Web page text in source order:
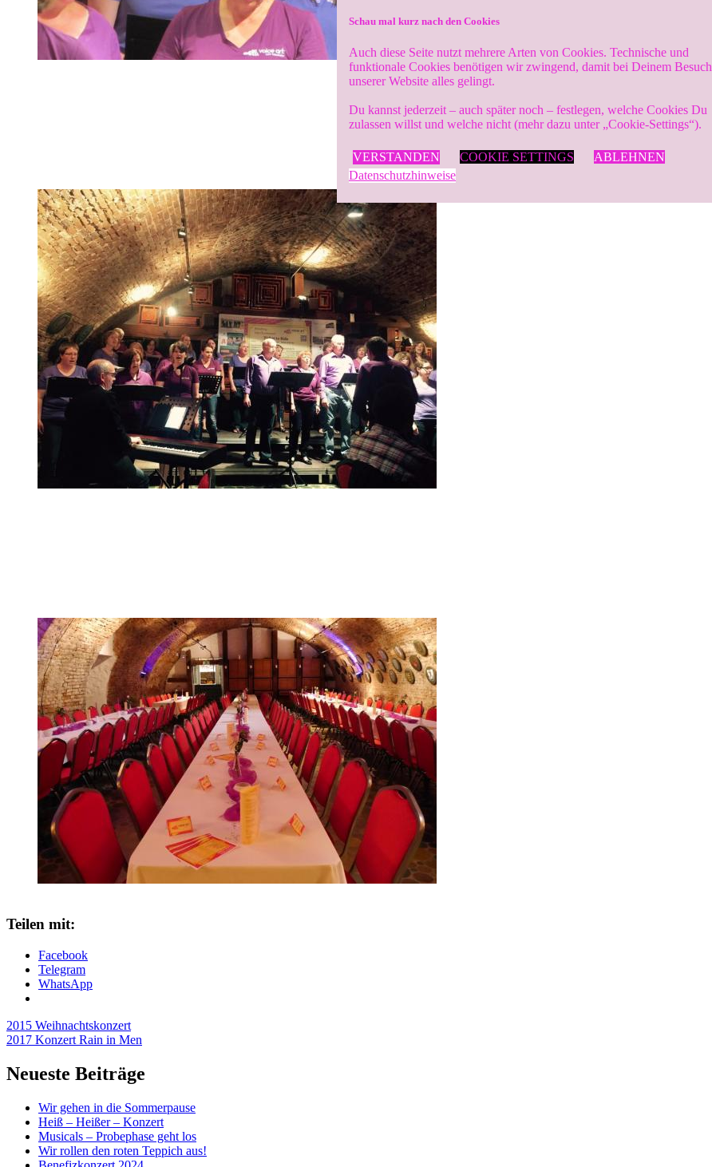
Teilen mit:
Facebook
Telegram
WhatsApp
Beitragsnavigation
2015 Weihnachtskonzert
2017 Konzert Rain in Men
Neueste Beiträge
Wir gehen in die Sommerpause
Heiß – Heißer – Konzert
Musicals – Probephase geht los
Wir rollen den roten Teppich aus!
Schau mal kurz nach den Cookies
Auch diese Seite nutzt mehrere Arten von Cookies. Technische und
funktionale Cookies benötigen wir zwingend, damit bei Deinem Besuch
unserer Website alles gelingt.
Du kannst jederzeit – auch später noch – festlegen, welche Cookies Du
zulassen willst und welche nicht (mehr dazu unter „Cookie-Settings“).
VERSTANDEN COOKIE SETTINGS
ABLEHNEN
Datenschutzhinweise